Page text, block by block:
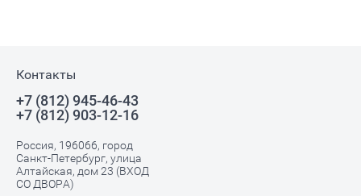
Контакты
+7 (812) 945-46-43
+7 (812) 903-12-16
Россия, 196066, город
Санкт-Петербург, улица
Алтайская, дом 23 (ВХОД
СО ДВОРА)